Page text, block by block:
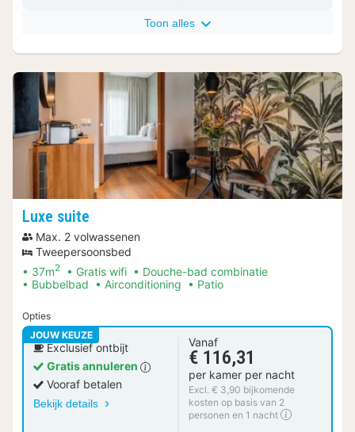
Toon alles
Luxe suite
Max. 2 volwassenen
Tweepersoonsbed
37m2 Gratis wifi
Douche-bad combinatie
Bubbelbad
Airconditioning Patio
Opties
JOUW KEUZE
Exclusief ontbijt
Gratis annuleren
Vooraf betalen
Bekijk details
Vanaf
€ 116,31
per kamer per nacht
Excl. € 3,90 bijkomende
kosten op basis van 2
personen en 1 nacht